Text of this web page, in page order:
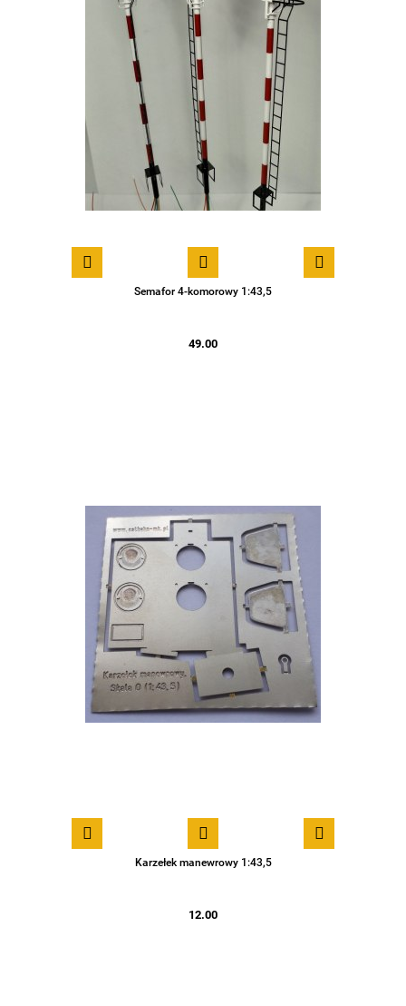
Semafor 4-komorowy 1:43,5
49.00
Karzełek manewrowy 1:43,5
12.00